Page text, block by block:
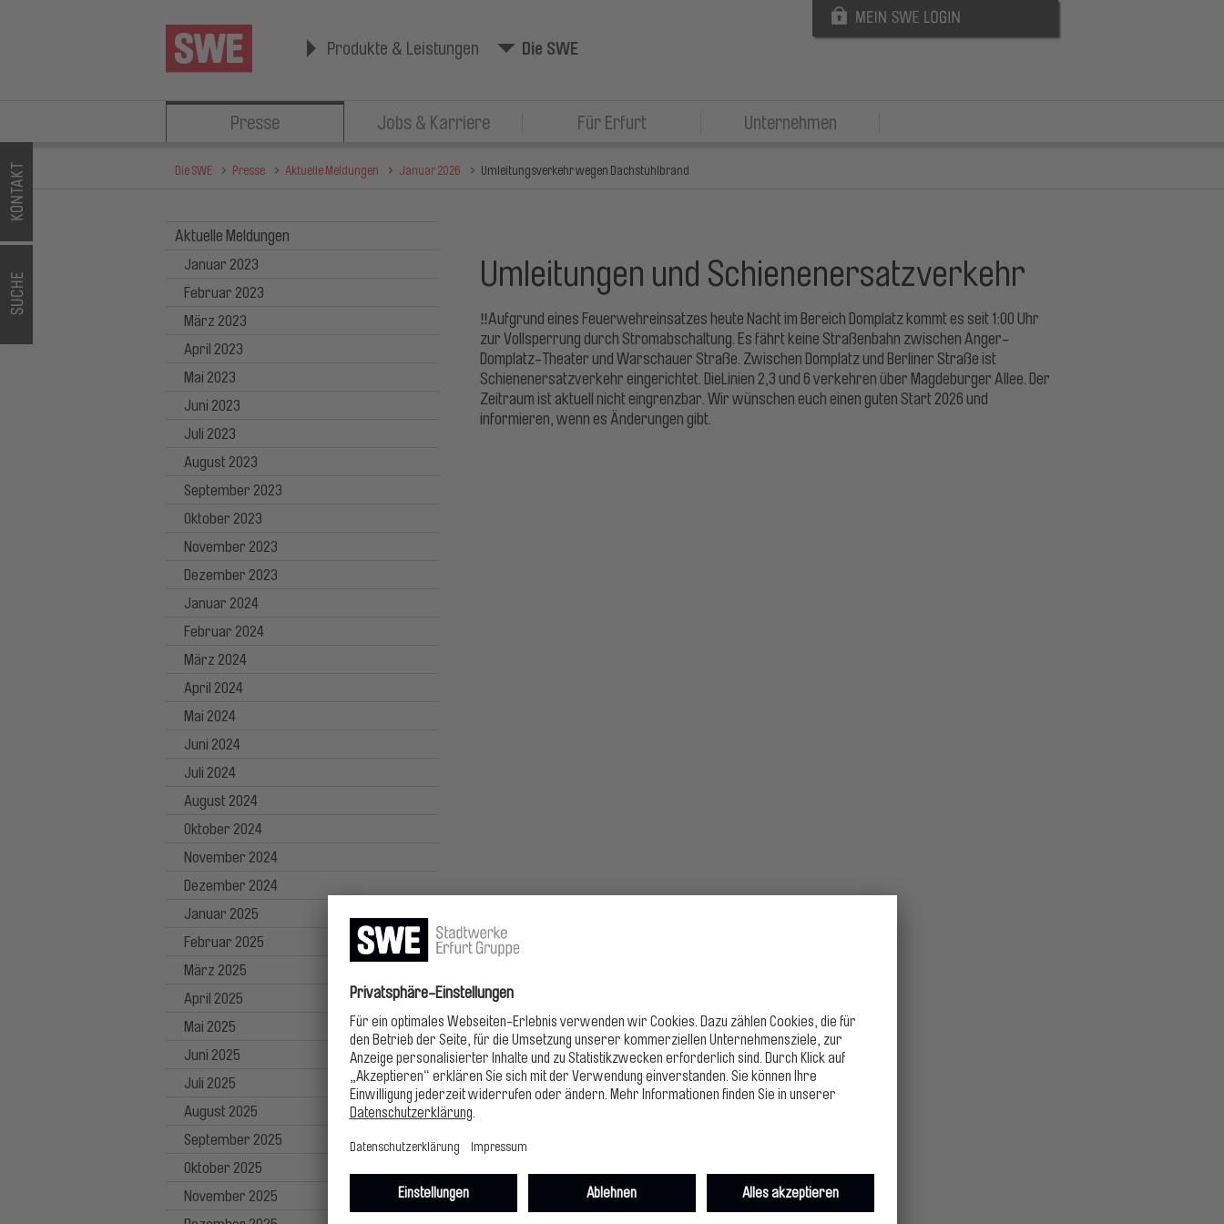
Produkte & Leistungen Die SWE
Presse Jobs & Karriere Für Erfurt Unternehmen
Die SWE Presse Aktuelle Meldungen Januar 2026 Umleitungsverkehr wegen Dachstuhlbrand
Aktuelle Meldungen
Januar 2023
Februar 2023
März 2023
April 2023
Mai 2023
Juni 2023
Juli 2023
August 2023
September 2023
Oktober 2023
November 2023
Dezember 2023
Januar 2024
Februar 2024
März 2024
April 2024
Mai 2024
Juni 2024
Juli 2024
August 2024
Oktober 2024
November 2024
Dezember 2024
Januar 2025
Februar 2025
März 2025
April 2025
Mai 2025
Juni 2025
Juli 2025
August 2025
September 2025
Oktober 2025
November 2025
Umleitungen und Schienenersatzverkehr
‼Aufgrund eines Feuerwehreinsatzes heute Nacht im Bereich Domplatz kommt es seit 1:00 Uhr
zur Vollsperrung durch Stromabschaltung. Es fährt keine Straßenbahn zwischen Anger-
Domplatz-Theater und Warschauer Straße. Zwischen Domplatz und Berliner Straße ist
Schienenersatzverkehr eingerichtet. DieLinien 2,3 und 6 verkehren über Magdeburger Allee. Der
Zeitraum ist aktuell nicht eingrenzbar. Wir wünschen euch einen guten Start 2026 und
informieren, wenn es Änderungen gibt.